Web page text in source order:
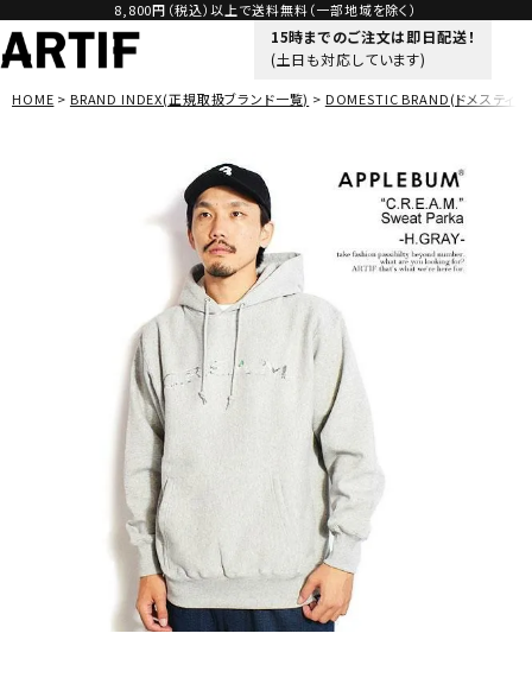
8,800円（税込）以上で送料無料（一部地域を除く）
15時までのご注文は即日配送！
(土日も対応しています)
HOME BRAND INDEX(正規取扱ブランド一覧) DOMESTIC BRAND(ドメスティッ